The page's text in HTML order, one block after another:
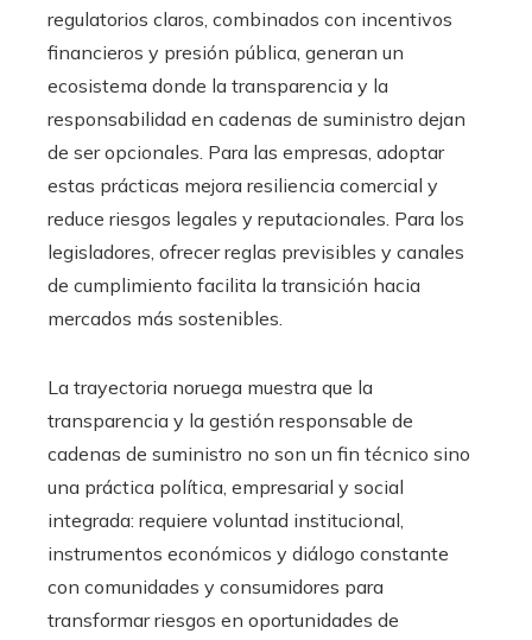
regulatorios claros, combinados con incentivos
financieros y presión pública, generan un
ecosistema donde la transparencia y la
responsabilidad en cadenas de suministro dejan
de ser opcionales. Para las empresas, adoptar
estas prácticas mejora resiliencia comercial y
reduce riesgos legales y reputacionales. Para los
legisladores, ofrecer reglas previsibles y canales
de cumplimiento facilita la transición hacia
mercados más sostenibles.
La trayectoria noruega muestra que la
transparencia y la gestión responsable de
cadenas de suministro no son un fin técnico sino
una práctica política, empresarial y social
integrada: requiere voluntad institucional,
instrumentos económicos y diálogo constante
con comunidades y consumidores para
transformar riesgos en oportunidades de